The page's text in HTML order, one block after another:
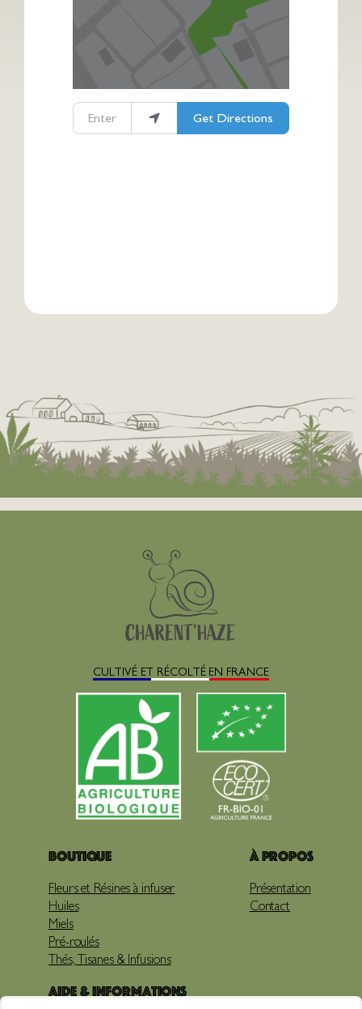
Enter your location
Get Directions
CULTIVÉ ET RÉCOLTÉ EN FRANCE
Boutique
Fleurs et Résines à infuser
Huiles
Miels
Pré-roulés
Thés, Tisanes & Infusions
À propos
Présentation
Contact
Aide & Informations